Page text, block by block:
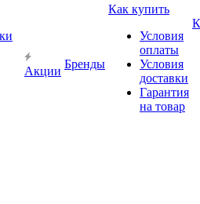
Акции
Бренды
Как купить
Условия
оплаты
Условия
доставки
Гарантия
на товар